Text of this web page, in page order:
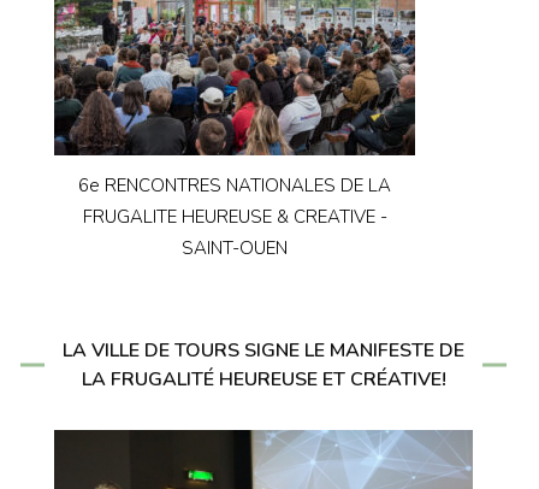
6e RENCONTRES NATIONALES DE LA
FRUGALITE HEUREUSE & CREATIVE -
SAINT-OUEN
LA VILLE DE TOURS SIGNE LE MANIFESTE DE
LA FRUGALITÉ HEUREUSE ET CRÉATIVE!